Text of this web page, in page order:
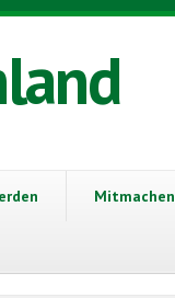
Mitmachen